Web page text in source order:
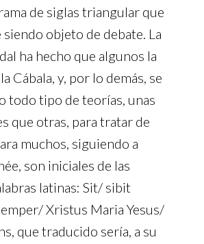
de siglas triangular que
objeto de debate. La
ha hecho que algunos la
Cábala, y, por lo demás, se
todo tipo de teorías, unas
que otras, para tratar de
muchos, siguiendo a
son iniciales de las
latinas: Sit/ sibit
Xristus Maria Yesus/
que traducido sería, a su